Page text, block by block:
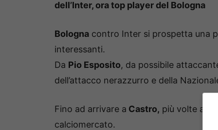
dell’Inter, ora top player del Bologna
Bologna contro Inter si prospetta una
interessanti.
Da Pio Esposito, da possibile
dell’attacco nerazzurro e della
Fino ad arrivare a Castro, più volte
calciomercato.